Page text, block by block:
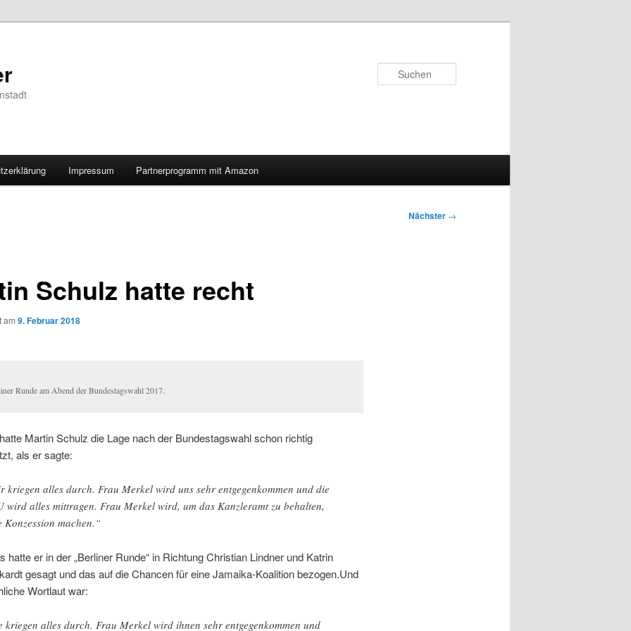
Impressum Partnerprogramm mit Amazon
Nächster →
Schulz hatte recht
am 9. Februar 2018
Runde am Abend der Bundestagswahl 2017.
Martin Schulz die Lage nach der Bundestagswahl schon richtig
als er sagte:
kriegen alles durch. Frau Merkel wird uns sehr entgegenkommen und die
wird alles mittragen. Frau Merkel wird, um das Kanzleramt zu behalten,
Konzession machen.“
hatte er in der „Berliner Runde“ in Richtung Christian Lindner und Katrin
gesagt und das auf die Chancen für eine Jamaika-Koalition bezogen.Und
Wortlaut war:
kriegen alles durch. Frau Merkel wird ihnen sehr entgegenkommen und